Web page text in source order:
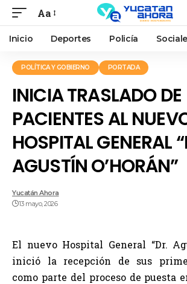
Aa
Inicio Deportes Policía
POLÍTICA Y GOBIERNO PORTADA
INICIA TRASLADO DE
PACIENTES AL
HOSPITAL GENERAL
AGUSTÍN O’HORÁN”
Yucatán Ahora
13 mayo, 2026
El nuevo Hospital General “Dr.
inició la recepción de sus
como parte del proceso de puesta